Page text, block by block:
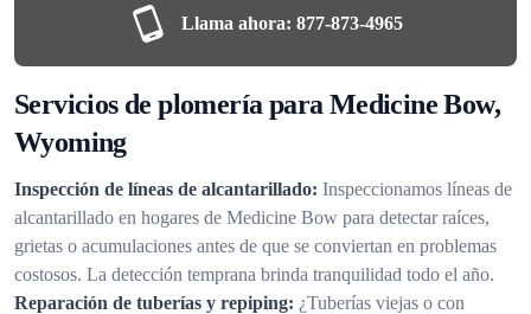
Llama ahora: 877-873-4965
Servicios de plomería para Medicine Bow,
Wyoming
Inspección de líneas de alcantarillado: Inspeccionamos líneas de
alcantarillado en hogares de Medicine Bow para detectar raíces,
grietas o acumulaciones antes de que se conviertan en problemas
costosos. La detección temprana brinda tranquilidad todo el año.
Reparación de tuberías y repiping: ¿Tuberías viejas o con